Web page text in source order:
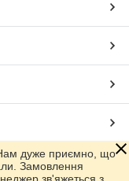
дуже приємно, що
Замовлення